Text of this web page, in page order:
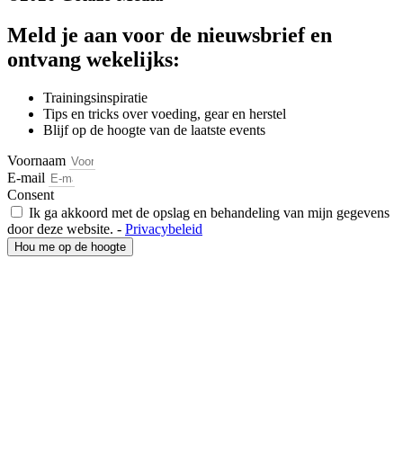
Meld je aan voor de nieuwsbrief en
ontvang wekelijks:
Trainingsinspiratie
Tips en tricks over voeding, gear en herstel
Blijf op de hoogte van de laatste events
Voornaam
E-mail
Consent
Ik ga akkoord met de opslag en behandeling van mijn gegevens
door deze website. - Privacybeleid
Hou me op de hoogte